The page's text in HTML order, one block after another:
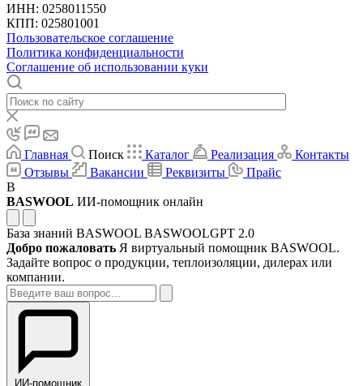
ИНН: 0258011550
КПП: 025801001
Пользовательское соглашение
Политика конфиденциальности
Соглашение об использовании куки
Главная Поиск Каталог Реализация
Контакты
Отзывы
Вакансии Реквизиты
Прайс
B
BASWOOL ИИ-помощник онлайн
База знаний BASWOOL BASWOOLGPT 2.0
Добро пожаловать Я виртуальный помощник BASWOOL.
Задайте вопрос о продукции, теплоизоляции, дилерах или
компании.
ИИ-помощник